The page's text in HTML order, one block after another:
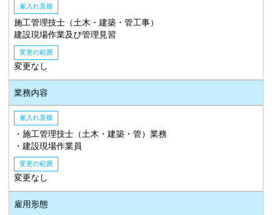
雇入れ直後
施工管理技士（土木・建築・管工事）
建設現場作業及び管理見習
変更の範囲
変更なし
業務内容
雇入れ直後
・施工管理技士（土木・建築・管）業務
・建設現場作業員
変更の範囲
変更なし
雇用形態